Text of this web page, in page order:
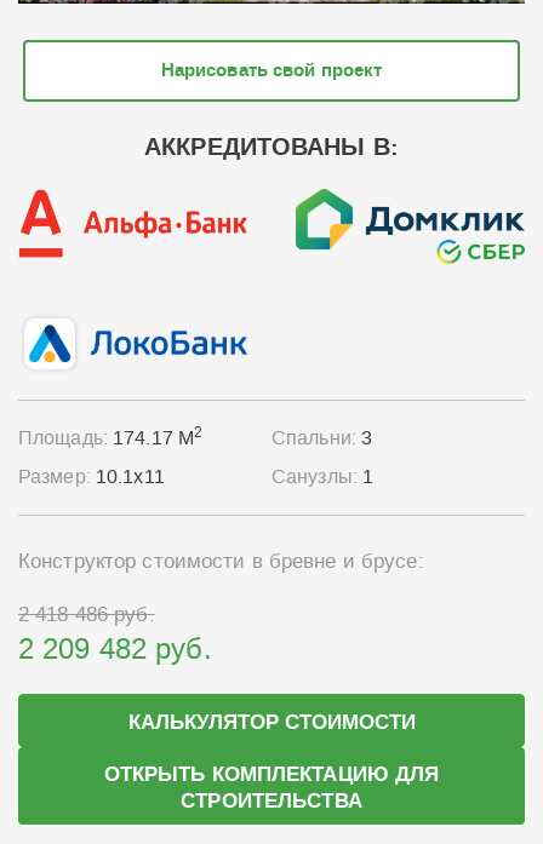
Нарисовать свой проект
АККРЕДИТОВАНЫ В:
Площадь: 174.17 М2
Размер: 10.1x11
Спальни:3
Санузлы: 1
Конструктор стоимости в бревне и брусе:
2 418 486 руб.
2 209 482 руб.
КАЛЬКУЛЯТОР СТОИМОСТИ
ОТКРЫТЬ КОМПЛЕКТАЦИЮ ДЛЯ
СТРОИТЕЛЬСТВА